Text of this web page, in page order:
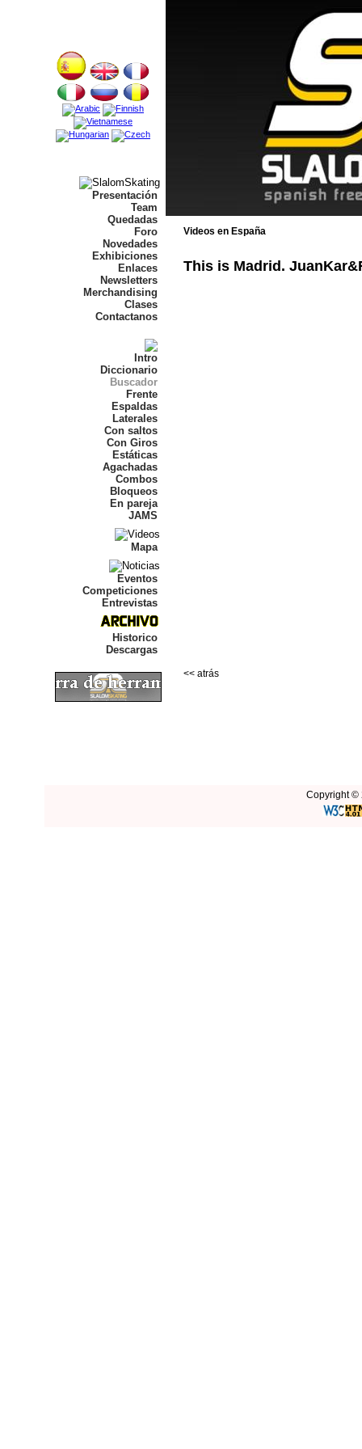
Presentación
Team
Quedadas
Foro
Novedades
Exhibiciones
Enlaces
Newsletters
Merchandising
Clases
Contactanos
Intro
Diccionario
Buscador
Frente
Espaldas
Laterales
Con saltos
Con Giros
Estáticas
Agachadas
Combos
Bloqueos
En pareja
JAMS
Mapa
Eventos
Competiciones
Entrevistas
Historico
Descargas
Videos en España
This is Madrid.
<< atrás
Copyright ©